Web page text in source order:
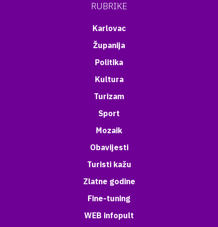
RUBRIKE
Karlovac
Županija
Politika
Kultura
Turizam
Sport
Mozaik
Obavijesti
Turisti kažu
Zlatne godine
Fine-tuning
WEB infopult